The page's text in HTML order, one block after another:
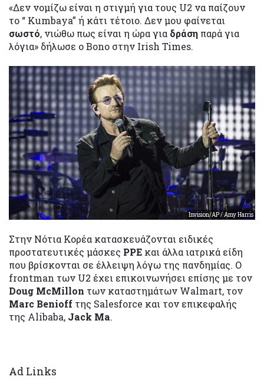
«Δεν νομίζω είναι η στιγμή για τους U2 να παίζουν
το “ Kumbaya” ή κάτι τέτοιο. Δεν μου φαίνεται
σωστό, νιώθω πως είναι η ώρα για δράση παρά για
λόγια» δήλωσε ο Bono στην Irish Times.
Invision/AP / Amy Harris
Στην Νότια Κορέα κατασκευάζονται ειδικές
προστατευτικές μάσκες PPE και άλλα ιατρικά είδη
που βρίσκονται σε έλλειψη λόγω της πανδημίας. Ο
frontman των U2 έχει επικοινωνήσει επίσης με τον
Doug McMillon των καταστημάτων Walmart, τον
Marc Benioff της Salesforce και τον επικεφαλής
της Alibaba, Jack Ma.
Ad Links